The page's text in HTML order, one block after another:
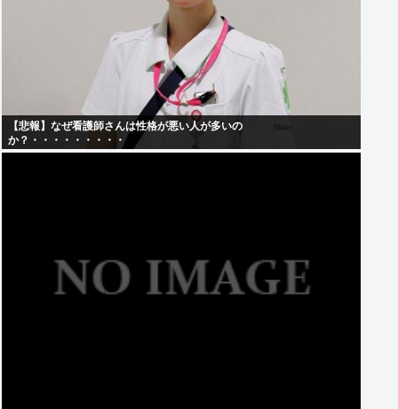
【悲報】なぜ看護師さんは性格が悪い人が多いの
か？・・・・・・・・・